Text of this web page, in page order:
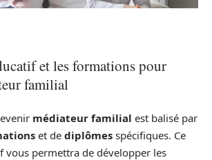
et les formations pour
familial
médiateur familial est balisé par
et de diplômes spécifiques. Ce
vous permettra de développer les